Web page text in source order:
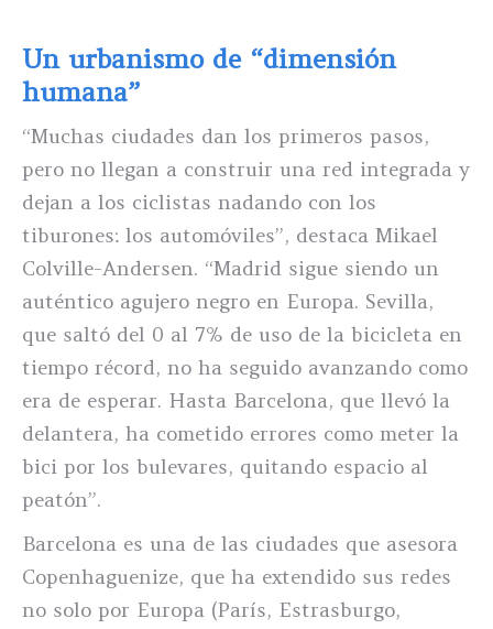
Un urbanismo de “dimensión
humana”
“Muchas ciudades dan los primeros pasos,
pero no llegan a construir una red integrada y
dejan a los ciclistas nadando con los
tiburones: los automóviles”, destaca Mikael
Colville-Andersen. “Madrid sigue siendo un
auténtico agujero negro en Europa. Sevilla,
que saltó del 0 al 7% de uso de la bicicleta en
tiempo récord, no ha seguido avanzando como
era de esperar. Hasta Barcelona, que llevó la
delantera, ha cometido errores como meter la
bici por los bulevares, quitando espacio al
peatón”.
Barcelona es una de las ciudades que asesora
Copenhaguenize, que ha extendido sus redes
no solo por Europa (París, Estrasburgo,